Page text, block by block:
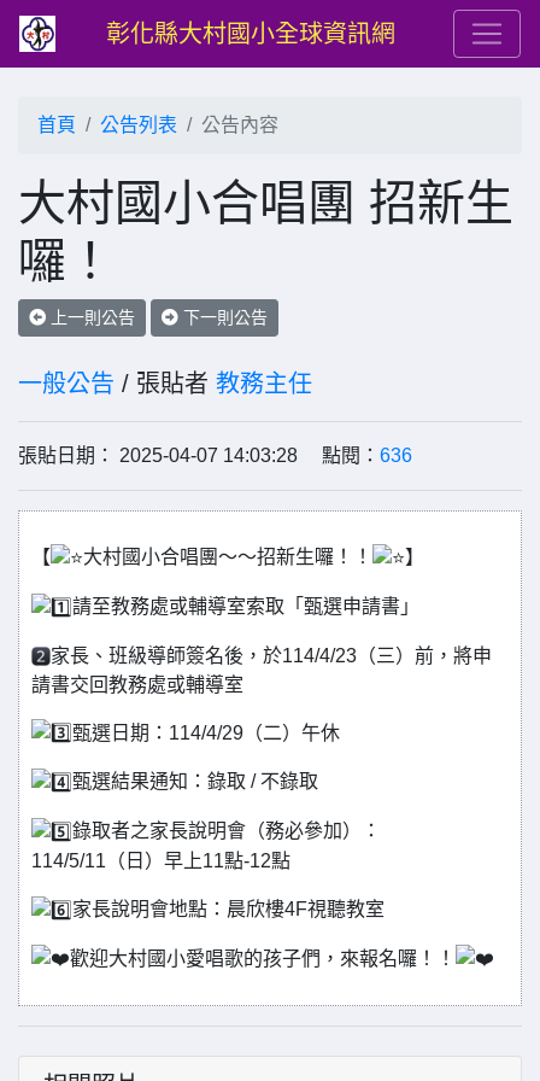
彰化縣大村國小全球資訊網
首頁 公告列表 公告內容
大村國小合唱團 招新生
囉！
上一則公告 下一則公告
一般公告 / 張貼者 教務主任
張貼日期： 2025-04-07 14:03:28 點閱： 636
【 大村國小合唱團～～招新生囉！！ 】
請至教務處或輔導室索取「甄選申請書」
家長、班級導師簽名後，於114/4/23（三）前，將申
請書交回教務處或輔導室
甄選日期：114/4/29（二）午休
甄選結果通知：錄取 / 不錄取
錄取者之家長說明會（務必參加）：
114/5/11（日）早上11點-12點
家長說明會地點：晨欣樓4F視聽教室
歡迎大村國小愛唱歌的孩子們，來報名囉！！